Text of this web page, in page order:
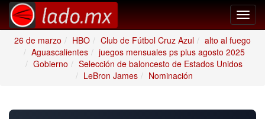
26 de marzo
HBO Club de Fútbol Cruz Azul
alto al fuego
Aguascalientes
juegos mensuales ps plus agosto 2025
Gobierno
Selección de baloncesto de Estados Unidos
LeBron James
Nominación